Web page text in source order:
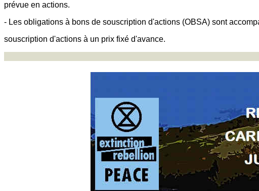
prévue en actions.
- Les obligations à bons de souscription d'actions (OBSA) sont
souscription d'actions à un prix fixé d'avance.